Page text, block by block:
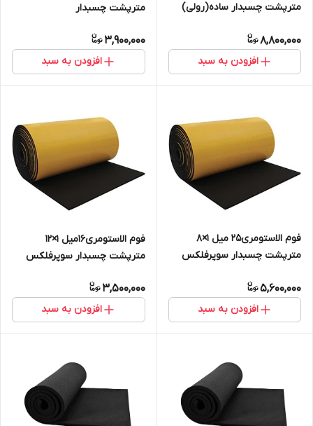
مترپشت چسبدار ساده(رولی)
8,800,000
افزودن به سبد
مترپشت چسبدار
3,900,000
افزودن به سبد
فوم الاستومری25 میل 1×8
مترپشت چسبدار سوپرفلکس
5,600,000
افزودن به سبد
فوم الاستومری16میل 1×12
مترپشت چسبدار سوپرفلکس
3,500,000
افزودن به سبد